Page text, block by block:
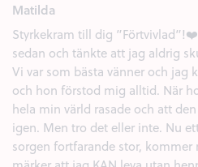
Matilda
Styrkekram till dig
sedan och tänkte att jag aldrig
Vi var som bästa vänner och jag
och hon förstod mig alltid. När
hela min värld rasade och att
igen. Men tro det eller inte. Nu
sorgen fortfarande stor,